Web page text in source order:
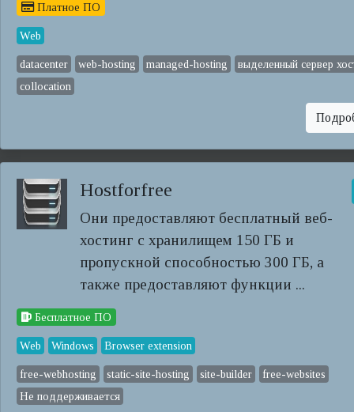
Платное ПО
Web
datacenter web-hosting managed-hosting
выделенный сервер
collocation
Hostforfree
Они предоставляют бесплатный веб-
хостинг с хранилищем 150 ГБ и
пропускной способностью 300 ГБ, а
также предоставляют функции ...
Бесплатное ПО
Web Windows Browser extension
free-webhosting static-site-hosting site-builder
free-websites
Не поддерживается